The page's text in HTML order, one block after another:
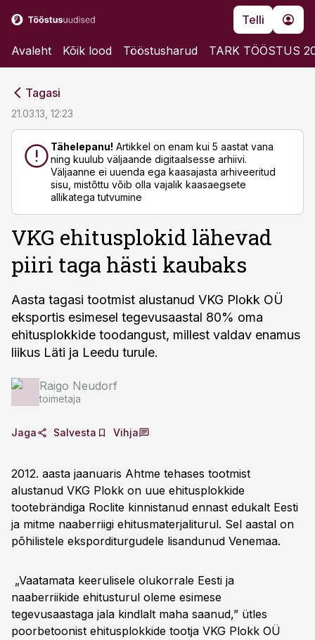
Telli
Avaleht Kõik lood Tööstusharud TARK TÖÖSTUS
Tagasi
21.03.13, 12:23
Tähelepanu! Artikkel on enam kui 5 aastat vana
ning kuulub väljaande digitaalsesse arhiivi.
Väljaanne ei uuenda ega kaasajasta arhiveeritud
sisu, mistõttu võib olla vajalik kaasaegsete
allikatega tutvumine
VKG ehitusplokid lähevad
piiri taga hästi kaubaks
Aasta tagasi tootmist alustanud VKG Plokk OÜ
eksportis esimesel tegevusaastal 80% oma
ehitusplokkide toodangust, millest valdav enamus
liikus Läti ja Leedu turule.
Raigo Neudorf
toimetaja
Jaga Salvesta Vihja
2012. aasta jaanuaris Ahtme tehases tootmist
alustanud VKG Plokk on uue ehitusplokkide
tootebrändiga Roclite kinnistanud ennast edukalt Eesti
ja mitme naaberriigi ehitusmaterjaliturul. Sel aastal on
põhilistele eksporditurgudele lisandunud Venemaa.
„Vaatamata keerulisele olukorrale Eesti ja
naaberriikide ehitusturul oleme esimese
tegevusaastaga jala kindlalt maha saanud,” ütles
poorbetoonist ehitusplokkide tootja VKG Plokk OÜ